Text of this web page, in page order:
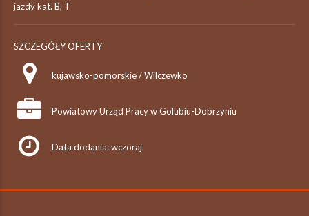
jazdy kat. B, T
SZCZEGÓŁY OFERTY
kujawsko-pomorskie / Wilczewko
Powiatowy Urząd Pracy w Golubiu-Dobrzyniu
Data dodania: wczoraj